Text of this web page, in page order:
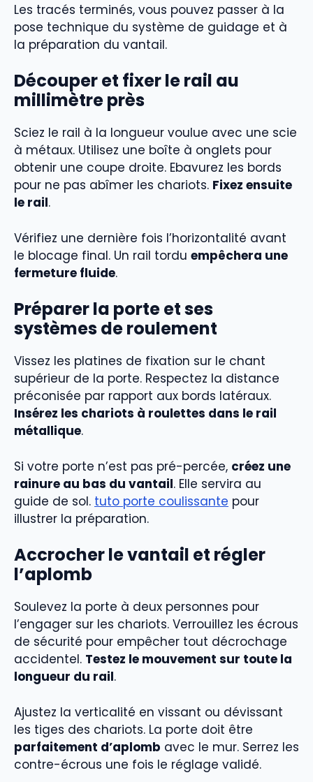
Les tracés terminés, vous pouvez passer à la
pose technique du système de guidage et à
la préparation du vantail.
Découper et fixer le rail au
millimètre près
Sciez le rail à la longueur voulue avec une scie
à métaux. Utilisez une boîte à onglets pour
obtenir une coupe droite. Ebavurez les bords
pour ne pas abîmer les chariots. Fixez ensuite
le rail.
Vérifiez une dernière fois l’horizontalité avant
le blocage final. Un rail tordu empêchera une
fermeture fluide.
Préparer la porte et ses
systèmes de roulement
Vissez les platines de fixation sur le chant
supérieur de la porte. Respectez la distance
préconisée par rapport aux bords latéraux.
Insérez les chariots à roulettes dans le rail
métallique.
Si votre porte n’est pas pré-percée, créez une
rainure au bas du vantail. Elle servira au
guide de sol. tuto porte coulissante pour
illustrer la préparation.
Accrocher le vantail et régler
l’aplomb
Soulevez la porte à deux personnes pour
l’engager sur les chariots. Verrouillez les écrous
de sécurité pour empêcher tout décrochage
accidentel. Testez le mouvement sur toute la
longueur du rail.
Ajustez la verticalité en vissant ou dévissant
les tiges des chariots. La porte doit être
parfaitement d’aplomb avec le mur. Serrez les
contre-écrous une fois le réglage validé.